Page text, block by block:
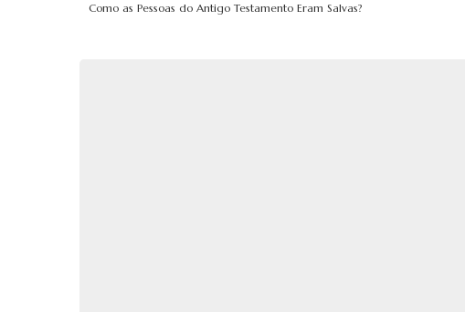
Como as Pessoas do Antigo Testamento Eram Salvas?